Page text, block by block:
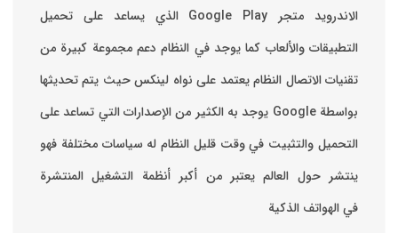
الاندرويد متجر Google Play الذي يساعد على تحميل
التطبيقات والألعاب ‏كما يوجد في النظام دعم مجموعة كبيرة من
تقنيات الاتصال ‏النظام يعتمد على نواه لينكس حيث يتم تحديثها
بواسطة ‫Google‬ ‏يوجد به الكثير من الإصدارات التي تساعد على
التحميل والتثبيت في وقت قليل ‏النظام له سياسات مختلفة فهو
ينتشر حول العالم يعتبر من أكبر أنظمة التشغيل المنتشرة
في الهواتف الذكية